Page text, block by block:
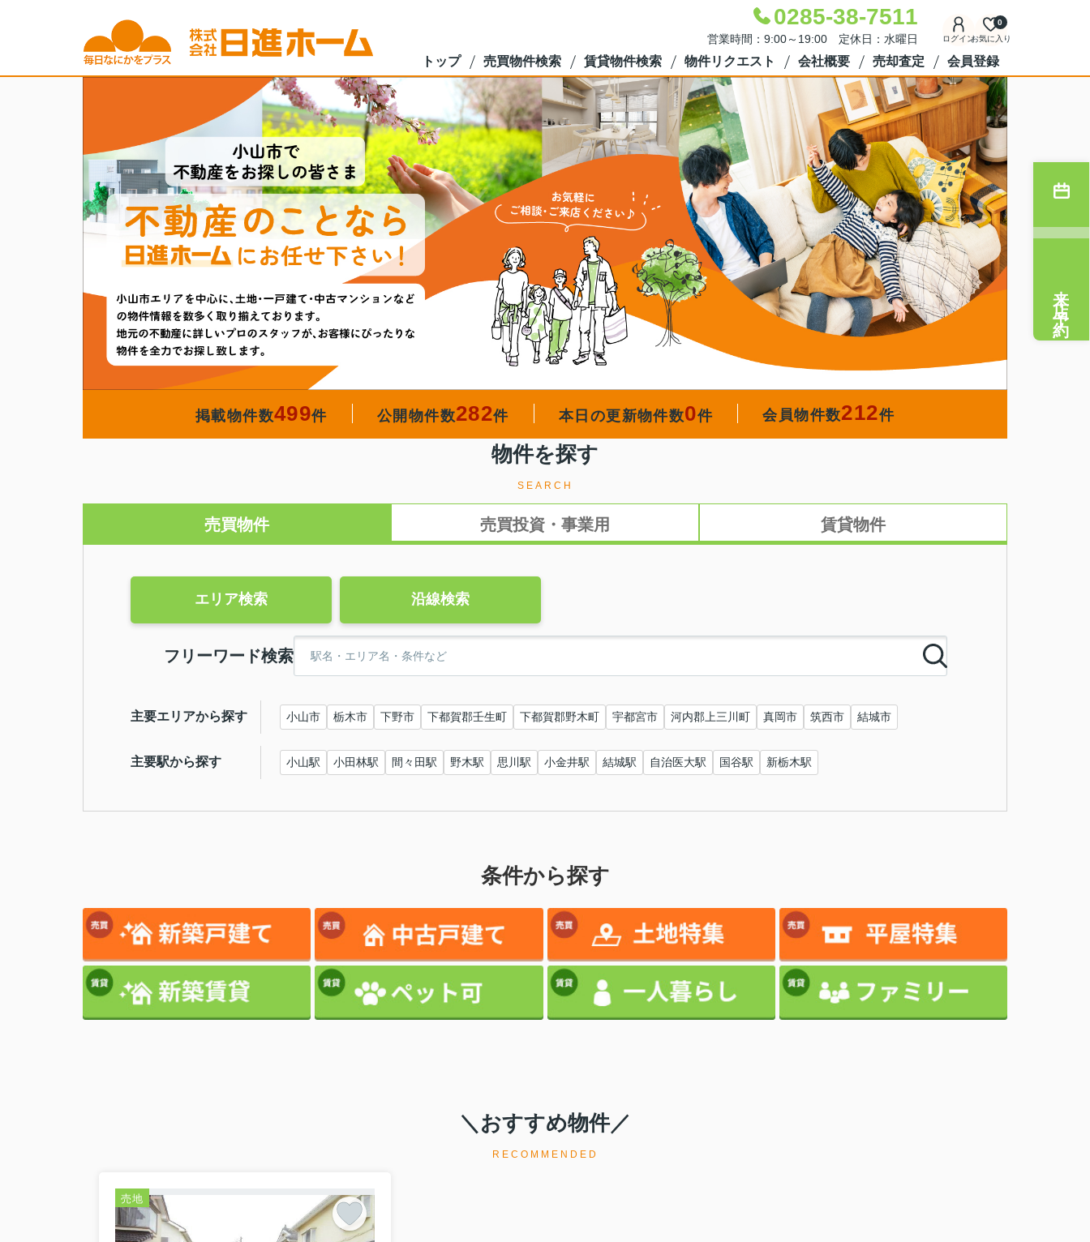
0285-38-7511
営業時間：9:00～19:00 定休日：水曜日 ログインお気に入り
0
トップ 売買物件検索 賃貸物件検索 物件リクエスト 会社概要 売却査定 会員登録
掲載物件数499件 公開物件数282件 本日の更新物件数0件 会員物件数212件
物件を探す
SEARCH
売買物件 売買投資・事業用 賃貸物件
エリア検索 沿線検索
フリーワード検索
主要エリアから探す 小山市 栃木市 下野市 下都賀郡壬生町 下都賀郡野木町 宇都宮市 河内郡上三川町 真岡市 筑西市 結城市
主要駅から探す 小山駅 小田林駅 間々田駅 野木駅 思川駅 小金井駅 結城駅 自治医大駅 国谷駅 新栃木駅
条件から探す
＼おすすめ物件／
RECOMMENDED
売地
来店予約